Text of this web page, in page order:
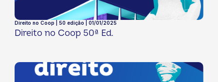
Direito no Coop | 50 edição | 01/01/2025
Direito no Coop 50ª Ed.